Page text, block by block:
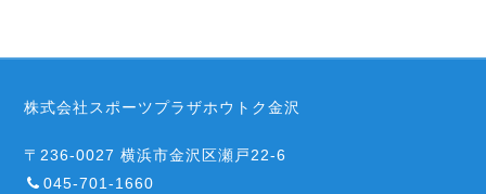
株式会社スポーツプラザホウトク金沢
〒236-0027 横浜市金沢区瀬戸22-6
045-701-1660